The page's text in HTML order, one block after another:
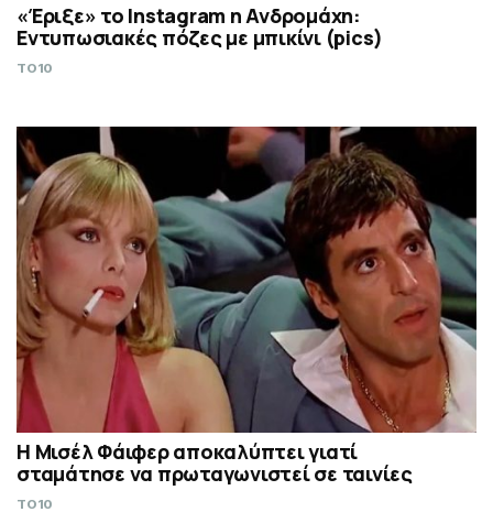
«Έριξε» το Instagram η Ανδρομάχη:
Εντυπωσιακές πόζες με μπικίνι (pics)
TO10
Η Μισέλ Φάιφερ αποκαλύπτει γιατί
σταμάτησε να πρωταγωνιστεί σε ταινίες
TO10